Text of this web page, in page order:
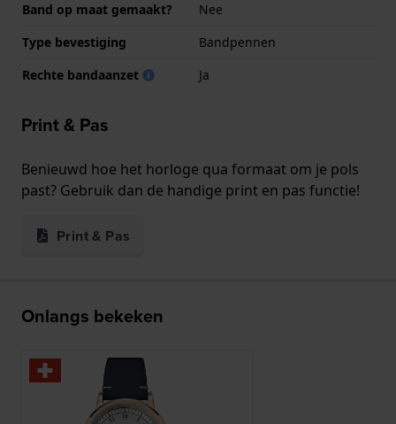
Band op maat gemaakt?
Nee
Type bevestiging
Bandpennen
Rechte bandaanzet
Ja
Print & Pas
Benieuwd hoe het horloge qua formaat om je pols
past? Gebruik dan de handige print en pas functie!
Print & Pas
Onlangs bekeken